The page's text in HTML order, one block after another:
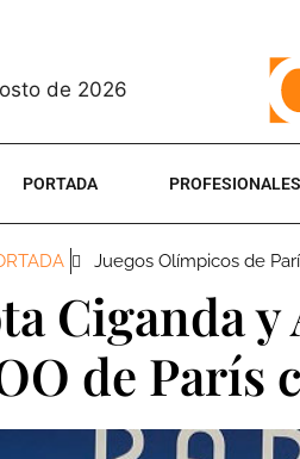
de 2026
PORTADA PROFESIONALES
Juegos Olímpicos de
Ciganda
de